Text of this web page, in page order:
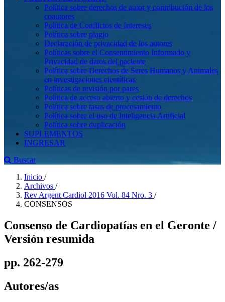
Política sobre derechos de autor y contribución de los
coautores
Política de Conflictos de Intereses
Política sobre plagio
Declaración de privacidad de los autores
Políticas sobre el Consentimiento Informado y
Privacidad de datos del paciente
Política sobre Derechos de Seres Humanos y Animales
en investigaciones científicas
Políticas de revisión por pares
Política de acceso abierto y cesión de derechos
Política sobre tasas de procesamiento
Política sobre el uso de Inteligencia Artificial
Política sobre duplicación
SUPLEMENTOS
INGRESAR
Buscar
Inicio /
Archivos /
Rev Argent Cardiol 2016 Vol. 84 Nro. 3 /
CONSENSOS
Consenso de Cardiopatías en el Geronte /
Versión resumida
pp. 262-279
Autores/as